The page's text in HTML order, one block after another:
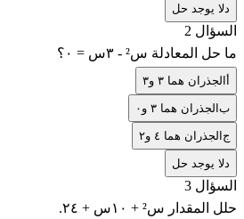
لا يوجد حل
السؤال 2
ما حل المعادلة س² - ٣س = ٠؟
الجذران هما ٣ و٣
بالجذران هما ٣ و٠
جالجذران هما ٤ و٢
لا يوجد حل
السؤال 3
حلل المقدار س² + ١٠س + ٢٤.